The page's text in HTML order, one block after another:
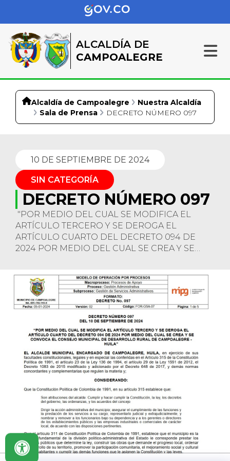
ALCALDÍA DE
CAMPOALEGRE
Alcaldía de Campoalegre
Nuestra Alcaldía
Sala de Prensa
DECRETO NÚMERO 097
10 DE SEPTIEMBRE DE 2024
SIN CATEGORÍA
DECRETO NÚMERO 097
"POR MEDIO DEL CUAL SE MODIFICA EL
ARTÍCULO TERCERO Y SE DEROGA EL
ARTÍCULO CUARTO DEL DECRETO 094 DE
2024 POR MEDIO DEL CUAL SE CREA Y SE
HUILA"